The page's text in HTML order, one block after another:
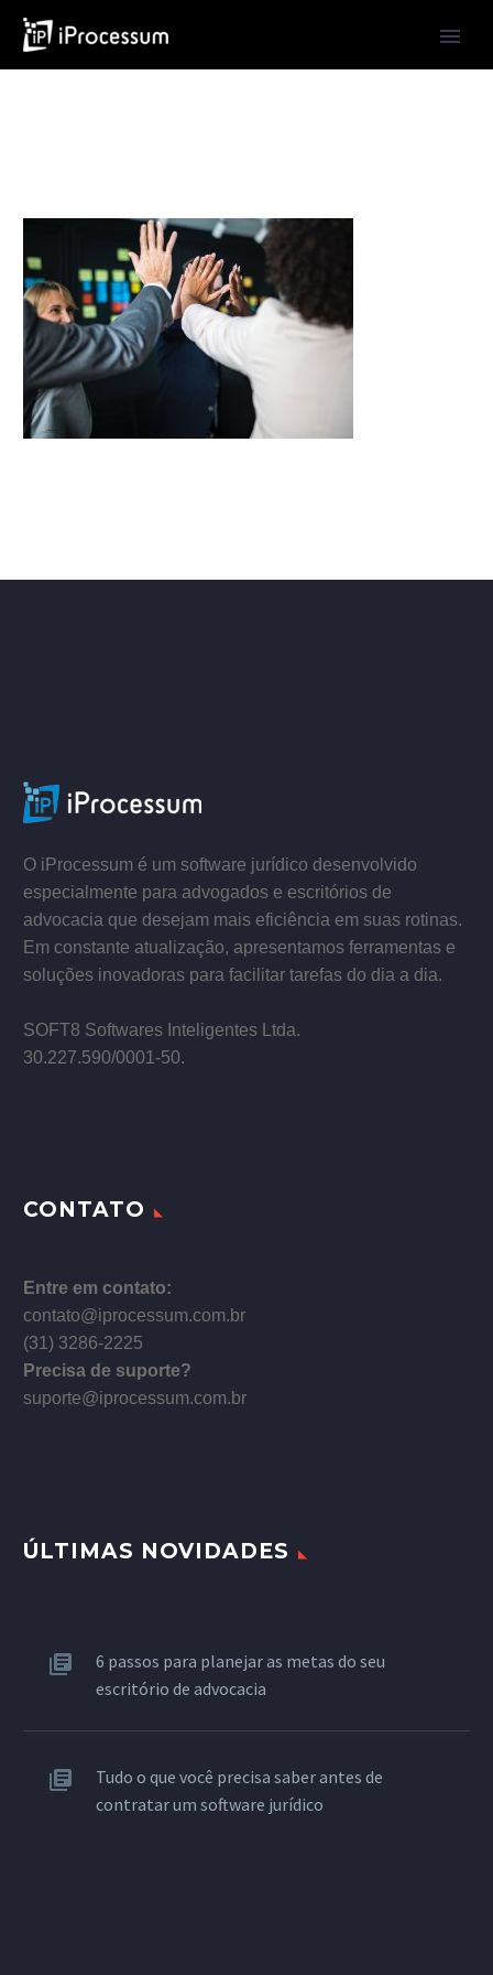
O iProcessum é um software jurídico desenvolvido
especialmente para advogados e escritórios de
advocacia que desejam mais eficiência em suas rotinas.
Em constante atualização, apresentamos ferramentas e
soluções inovadoras para facilitar tarefas do dia a dia.
SOFT8 Softwares Inteligentes Ltda.
30.227.590/0001­-50.
CONTATO
Entre em contato:
contato@iprocessum.com.br
(31) 3286-2225
Precisa de suporte?
suporte@iprocessum.com.br
ÚLTIMAS NOVIDADES
6 passos para planejar as metas do seu
escritório de advocacia
Tudo o que você precisa saber antes de
contratar um software jurídico